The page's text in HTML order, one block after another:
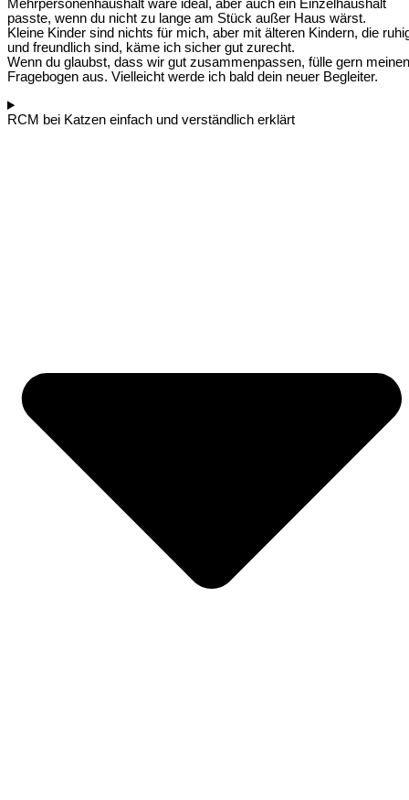
Mehrpersonenhaushalt wäre ideal, aber auch ein Einzelhaushalt
passte, wenn du nicht zu lange am Stück außer Haus wärst.
Kleine Kinder sind nichts für mich, aber mit älteren Kindern, die
und freundlich sind, käme ich sicher gut zurecht.
Wenn du glaubst, dass wir gut zusammenpassen, fülle gern meinen
Fragebogen aus. Vielleicht werde ich bald dein neuer Begleiter.
RCM bei Katzen einfach und verständlich erklärt